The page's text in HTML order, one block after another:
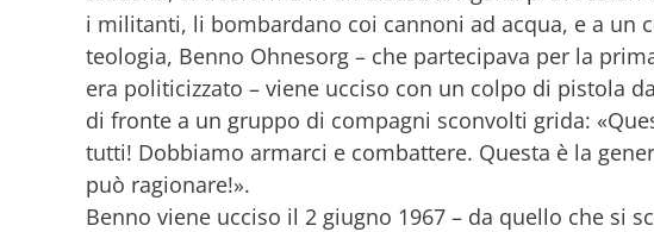
i militanti, li bombardano coi cannoni ad acqua, e a un
teologia, Benno Ohnesorg – che partecipava per la
era politicizzato – viene ucciso con un colpo di pistola
di fronte a un gruppo di compagni sconvolti grida:
tutti! Dobbiamo armarci e combattere. Questa è la
può ragionare!».
Benno viene ucciso il 2 giugno 1967 – da quello che si